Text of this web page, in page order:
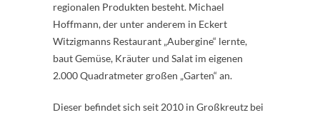
regionalen Produkten besteht. Michael
Hoffmann, der unter anderem in Eckert
Witzigmanns Restaurant „Aubergine“ lernte,
baut Gemüse, Kräuter und Salat im eigenen
2.000 Quadratmeter großen „Garten“ an.
Dieser befindet sich seit 2010 in Großkreutz bei